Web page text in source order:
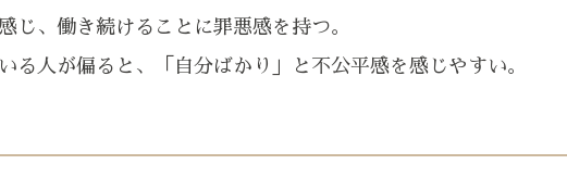
じ、働き続けることに罪悪感を持つ。
る人が偏ると、「自分ばかり」と不公平感を感じやすい。